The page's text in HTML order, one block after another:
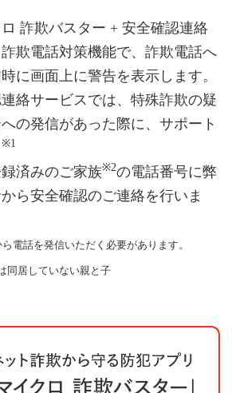
ロ 詐欺バスター + 安全確認連絡
欺電話対策機能で、詐欺電話へ
に画面上に警告を表示します。
絡サービスでは、特殊詐欺の疑
の発信があった際に、サポート
※1
済みのご家族※2の電話番号に弊
ら安全確認のご連絡を行いま
電話を発信いただく必要があります。
同居していない親と子